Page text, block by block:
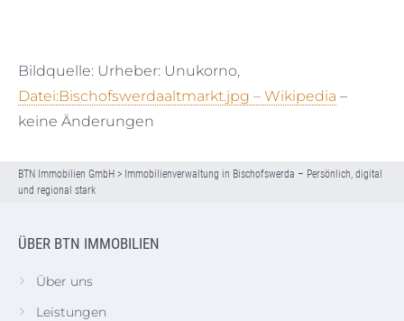
Bildquelle: Urheber: Unukorno,
Datei:Bischofswerdaaltmarkt.jpg – Wikipedia –
keine Änderungen
BTN Immobilien GmbH > Immobilienverwaltung in Bischofswerda – Persönlich, digital
und regional stark
ÜBER BTN IMMOBILIEN
Über uns
Leistungen